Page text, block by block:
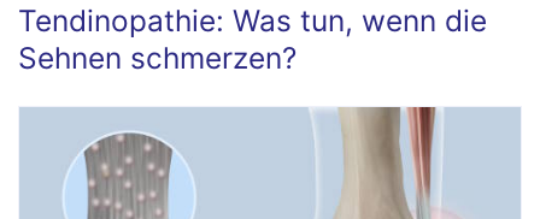
Tendinopathie: Was tun, wenn die
Sehnen schmerzen?